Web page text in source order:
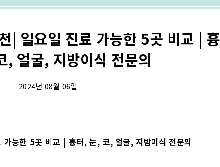
| 일요일 진료 가능한 5곳 비교 | 흉
, 얼굴, 지방이식 전문의
2024년 08월 06일
능한 5곳 비교 | 흉터, 눈, 코, 얼굴, 지방이식 전문의